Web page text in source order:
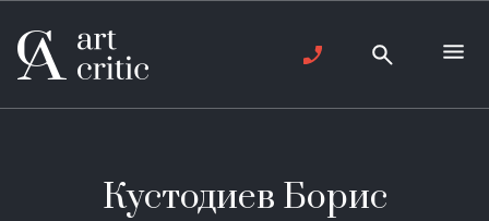
Кустодиев Борис